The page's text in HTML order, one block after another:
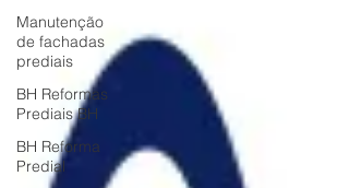
Manutenção
de fachadas
prediais
BH Reformas
Prediais BH
BH Reforma
Predial